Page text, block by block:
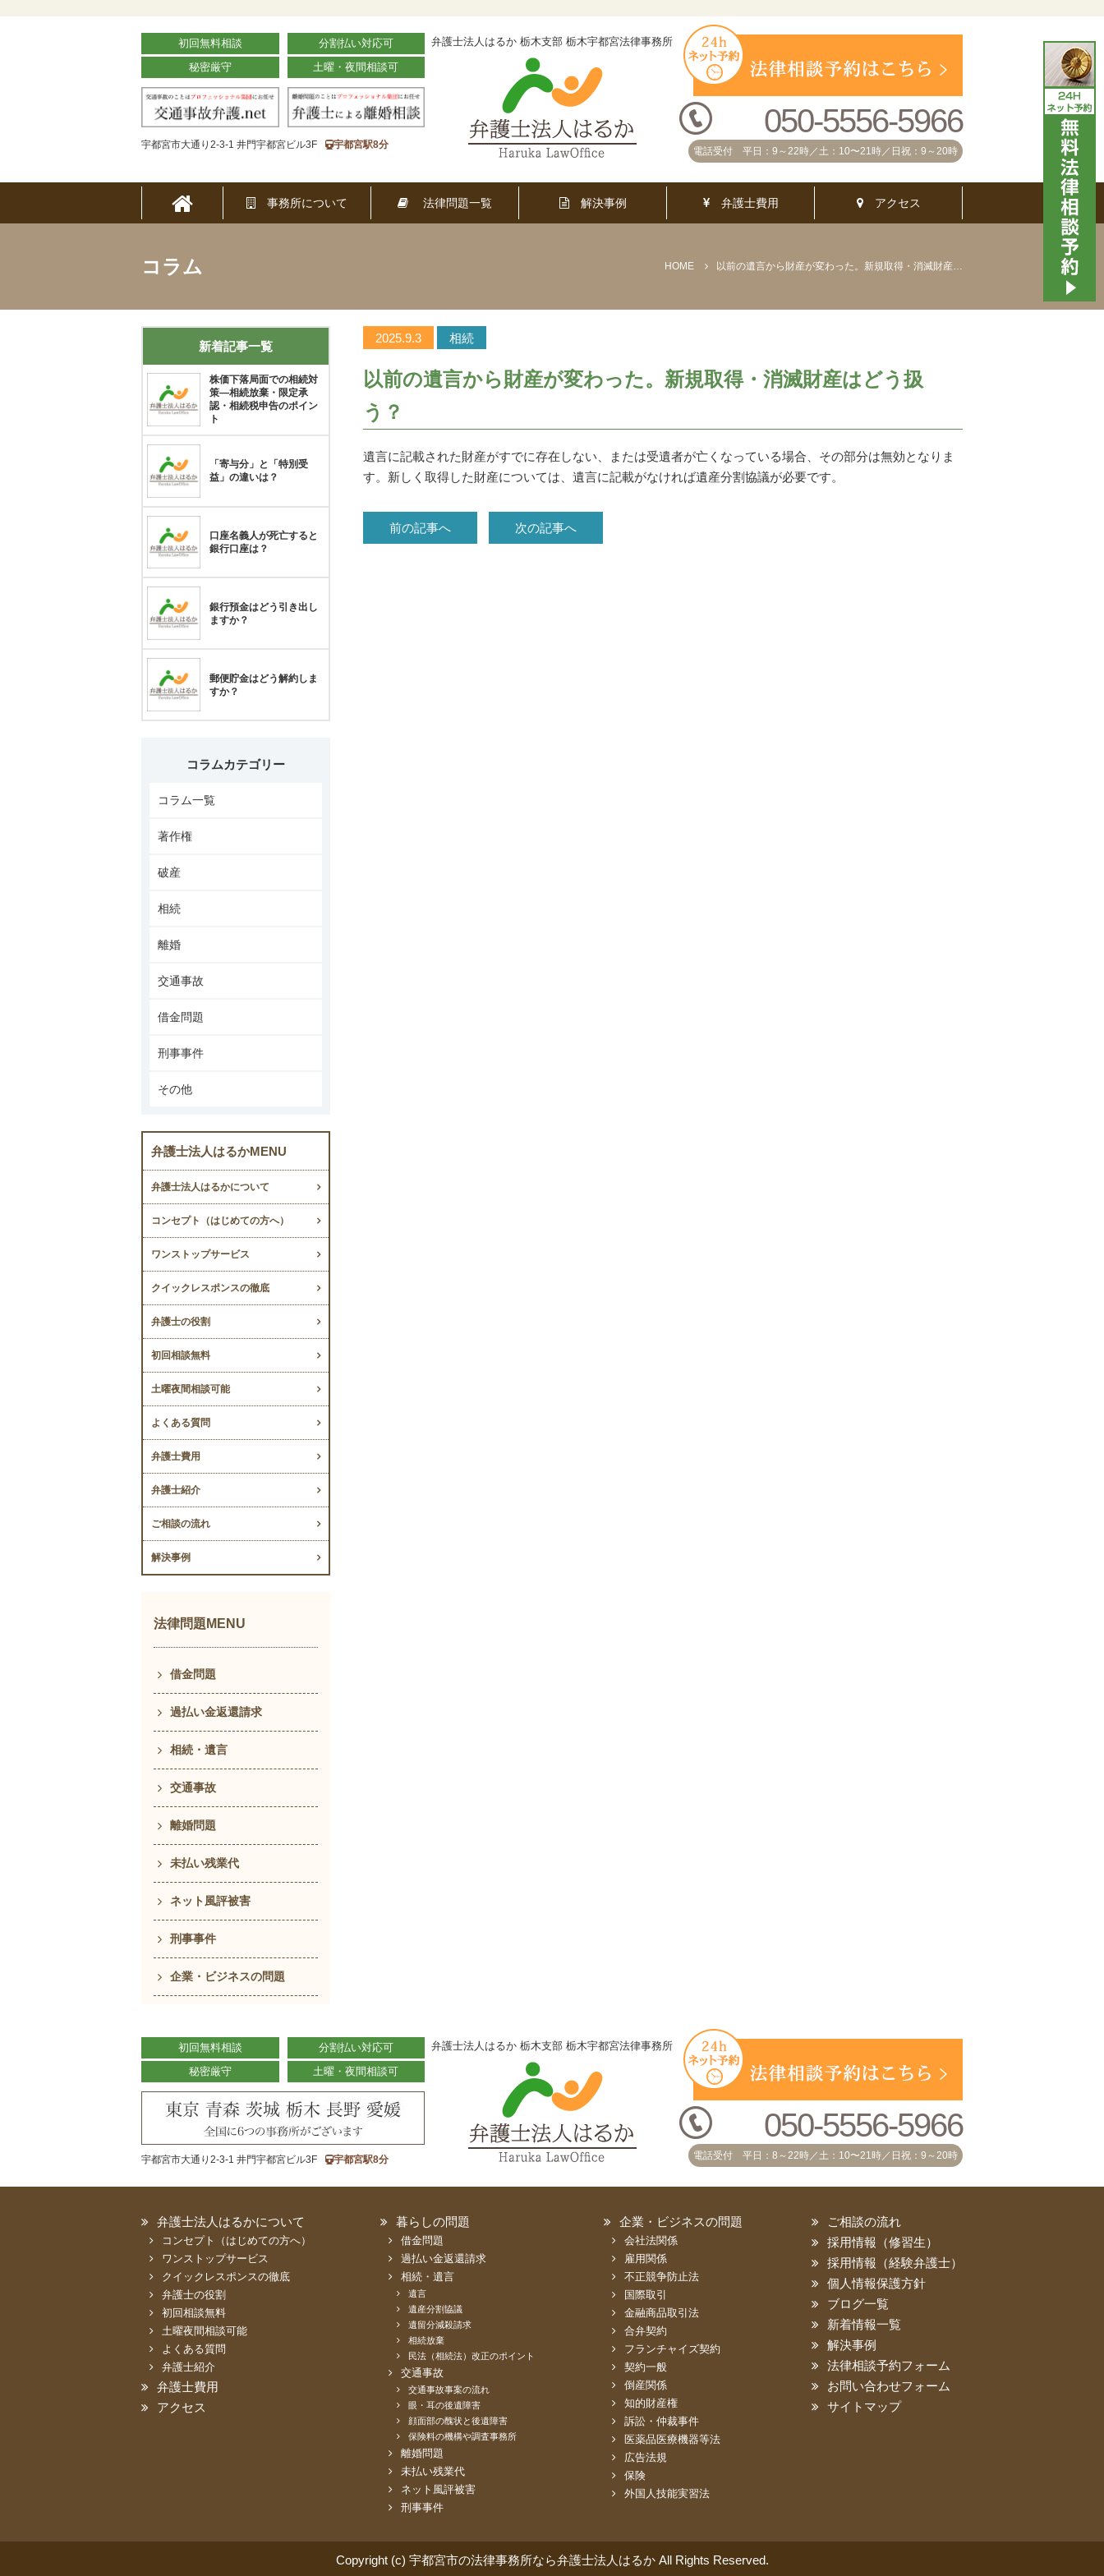
初回無料相談
分割払い対応可
秘密厳守
土曜・夜間相談可
宇都宮市大通り2-3-1 井門宇都宮ビル3F 宇都宮駅8分
弁護士法人はるか 栃木支部 栃木宇都宮法律事務所
050-5556-5966
電話受付 平日：9～22時／土：10〜21時／日祝：9～20時
事務所について 法律問題一覧 解決事例 弁護士費用 アクセス
コラム HOME 以前の遺言から財産が変わった。新規取得・消滅財産はどう扱う？
2025.9.3 相続
以前の遺言から財産が変わった。新規取得・消滅財産はどう扱
う？
遺言に記載された財産がすでに存在しない、または受遺者が亡くなっている場合、その部分は無効となりま
す。新しく取得した財産については、遺言に記載がなければ遺産分割協議が必要です。
前の記事へ 次の記事へ
新着記事一覧
株価下落局面での相続対
策―相続放棄・限定承
認・相続税申告のポイン
ト
「寄与分」と「特別受
益」の違いは？
口座名義人が死亡すると
銀行口座は？
銀行預金はどう引き出し
ますか？
郵便貯金はどう解約しま
すか？
コラムカテゴリー
コラム一覧
著作権
破産
相続
離婚
交通事故
借金問題
刑事事件
その他
弁護士法人はるかMENU
弁護士法人はるかについて
コンセプト（はじめての方へ）
ワンストップサービス
クイックレスポンスの徹底
弁護士の役割
初回相談無料
土曜夜間相談可能
よくある質問
弁護士費用
弁護士紹介
ご相談の流れ
解決事例
法律問題MENU
借金問題
過払い金返還請求
相続・遺言
交通事故
離婚問題
未払い残業代
ネット風評被害
刑事事件
企業・ビジネスの問題
初回無料相談
分割払い対応可
秘密厳守
土曜・夜間相談可
宇都宮市大通り2-3-1 井門宇都宮ビル3F 宇都宮駅8分
弁護士法人はるか 栃木支部 栃木宇都宮法律事務所
050-5556-5966
電話受付 平日：8～22時／土：10〜21時／日祝：9～20時
弁護士法人はるかについて
コンセプト（はじめての方へ）
ワンストップサービス
クイックレスポンスの徹底
弁護士の役割
初回相談無料
土曜夜間相談可能
よくある質問
弁護士紹介
弁護士費用
アクセス
暮らしの問題
借金問題
過払い金返還請求
相続・遺言
遺言
遺産分割協議
遺留分減殺請求
相続放棄
民法（相続法）改正のポイント
交通事故
交通事故事案の流れ
眼・耳の後遺障害
顔面部の醜状と後遺障害
保険料の機構や調査事務所
離婚問題
未払い残業代
ネット風評被害
刑事事件
企業・ビジネスの問題
会社法関係
雇用関係
不正競争防止法
国際取引
金融商品取引法
合弁契約
フランチャイズ契約
契約一般
倒産関係
知的財産権
訴訟・仲裁事件
医薬品医療機器等法
広告法規
保険
外国人技能実習法
ご相談の流れ
採用情報（修習生）
採用情報（経験弁護士）
個人情報保護方針
ブログ一覧
新着情報一覧
解決事例
法律相談予約フォーム
お問い合わせフォーム
サイトマップ
Copyright (c) 宇都宮市の法律事務所なら弁護士法人はるか All Rights Reserved.